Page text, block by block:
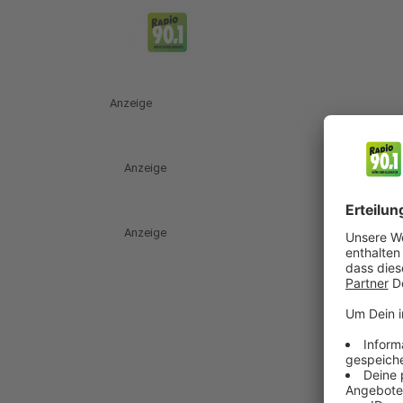
Anzeige
Anzeige
Anzeige